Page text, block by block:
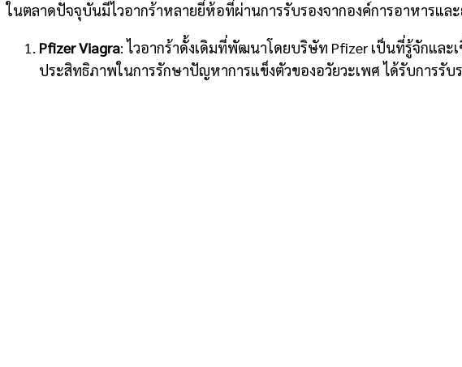
ในตลาดปัจจุบันมีไวอากร้าหลายยี่ห้อที่ผ่านการรับรองจากองค์การอาหารแ
Pfizer Viagra: ไวอากร้าดั้งเดิมที่พัฒนาโดยบริษัท Pfizer เป็นที่รู้จักแล
ประสิทธิภาพในการรักษาปัญหาการแข็งตัวของอวัยวะเพศ ได้รับการรั